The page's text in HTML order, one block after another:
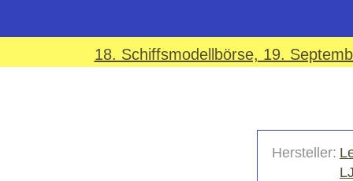
18. Schiffsmodellbörse, 19.
Hersteller: